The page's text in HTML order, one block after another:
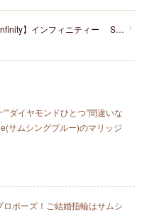
【Infinity】インフィニティー SB-992/SB-993
””ダイヤモンドひとつ”間違いな
サムシングブルー)のマリッジ
ロポーズ！ご結婚指輪はサムシ